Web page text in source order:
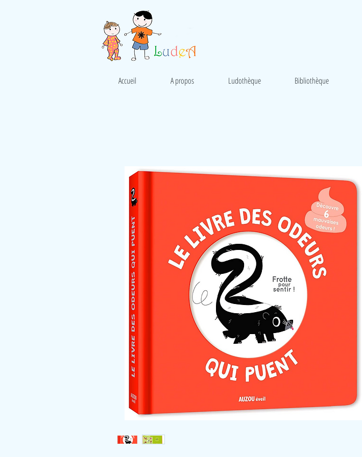
Accueil A propos Ludothèque Bibliothèque